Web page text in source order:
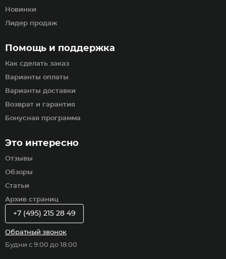
Помощь и поддержка
Как сделать заказ
Варианты оплаты
Варианты доставки
Возврат и гарантия
Бонусная программа
Новинки
Лидер продаж
Это интересно
Отзывы
Обзоры
Статьи
Архив страниц
+7 (495) 215 28 49
Обратный звонок
Будни с 9:00 до 18:00